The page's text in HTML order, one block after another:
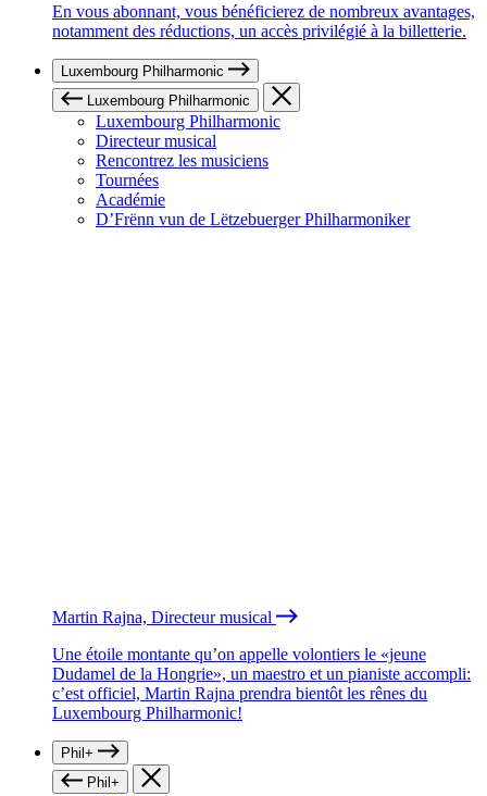
En vous abonnant, vous bénéficierez de nombreux avantages,
notamment des réductions, un accès privilégié à la billetterie.
Luxembourg Philharmonic
Luxembourg Philharmonic
Luxembourg Philharmonic
Directeur musical
Rencontrez les musiciens
Tournées
Académie
D’Frënn vun de Lëtzebuerger Philharmoniker
Martin Rajna, Directeur musical
Une étoile montante qu’on appelle volontiers le «jeune
Dudamel de la Hongrie», un maestro et un pianiste accompli:
c’est officiel, Martin Rajna prendra bientôt les rênes du
Luxembourg Philharmonic!
Phil+
Phil+